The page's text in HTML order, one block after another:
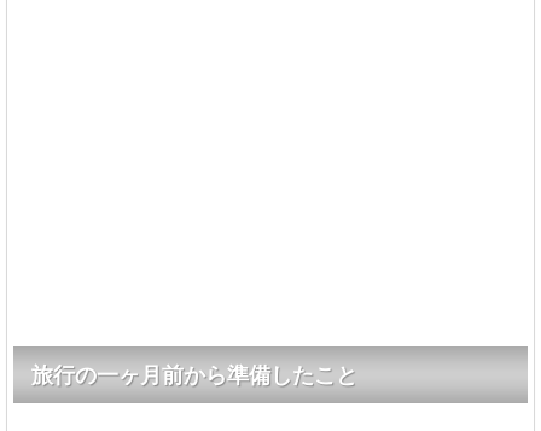
旅行の一ヶ月前から準備したこと